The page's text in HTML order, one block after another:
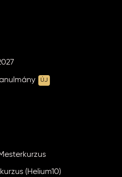
ÚJ
(Helium10)